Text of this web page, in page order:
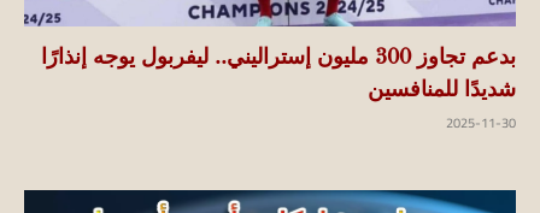
بدعم تجاوز 300 مليون إستراليني.. ليفربول يوجه إنذارًا
شديدًا للمنافسين
2025-11-30